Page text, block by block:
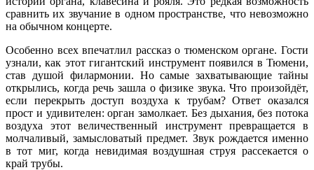
сравнить их звучание в одном пространстве, что невозможно
на обычном концерте.
Особенно всех впечатлил рассказ о тюменском органе. Гости
узнали, как этот гигантский инструмент появился в Тюмени,
став душой филармонии. Но самые захватывающие тайны
открылись, когда речь зашла о физике звука. Что произойдёт,
если перекрыть доступ воздуха к трубам? Ответ оказался
прост и удивителен: орган замолкает. Без дыхания, без потока
воздуха этот величественный инструмент превращается в
молчаливый, замысловатый предмет. Звук рождается именно
в тот миг, когда невидимая воздушная струя рассекается о
край трубы.